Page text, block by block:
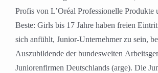
Profis von L’Oréal Professionelle Produkte
Beste: Girls bis 17 Jahre haben freien
sich anfühlt, Junior-Unternehmer zu sein,
Auszubildende der bundesweiten
Juniorenfirmen Deutschlands (arge). Die